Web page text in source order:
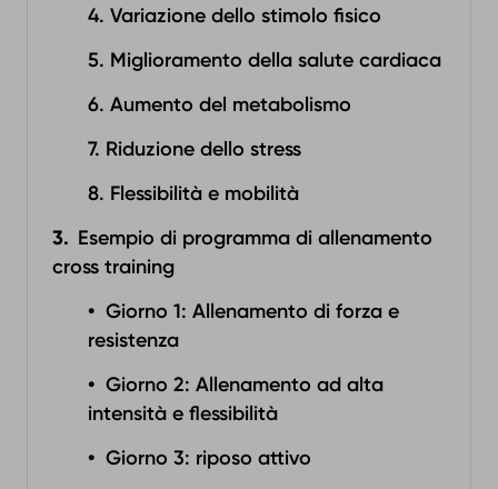
4. Variazione dello stimolo fisico
5. Miglioramento della salute cardiaca
6. Aumento del metabolismo
7. Riduzione dello stress
8. Flessibilità e mobilità
Esempio di programma di allenamento
cross training
Giorno 1: Allenamento di forza e
resistenza
Giorno 2: Allenamento ad alta
intensità e flessibilità
Giorno 3: riposo attivo